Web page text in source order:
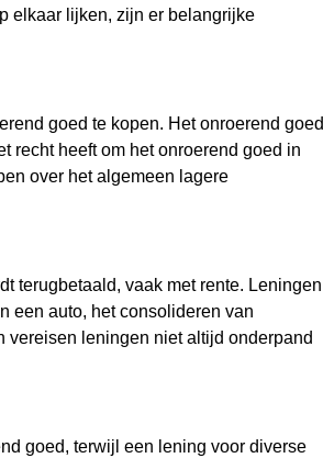
elkaar lijken, zijn er belangrijke
goed te kopen. Het onroerend goed
recht heeft om het onroerend goed in
over het algemeen lagere
terugbetaald, vaak met rente. Leningen
een auto, het consolideren van
vereisen leningen niet altijd onderpand
goed, terwijl een lening voor diverse